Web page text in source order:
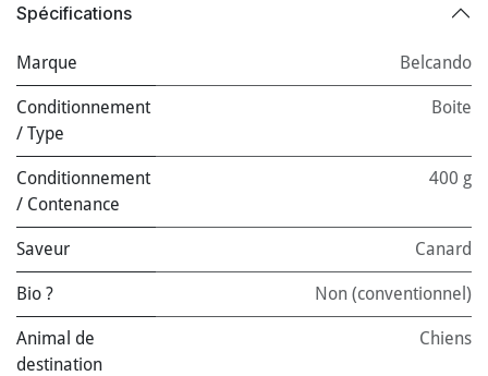
Spécifications
Marque Belcando
Conditionnement
/ Type
Boite
Conditionnement
/ Contenance
400 g
Saveur Canard
Bio ? Non (conventionnel)
Animal de
destination
Chiens